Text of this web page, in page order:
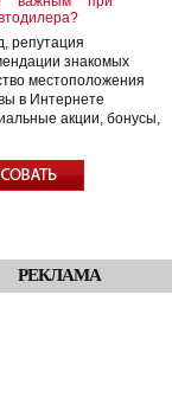
репутация
знакомых
местоположения
в Интернете
акции, бонусы,
РЕКЛАМА